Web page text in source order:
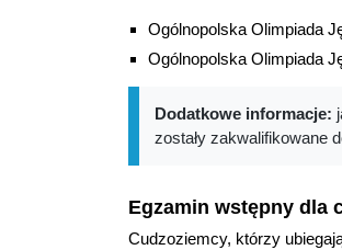
Ogólnopolska Olimpiada
Ogólnopolska Olimpiada
Dodatkowe informacje:
zostały zakwalifikowane
Egzamin wstępny dla
Cudzoziemcy, którzy